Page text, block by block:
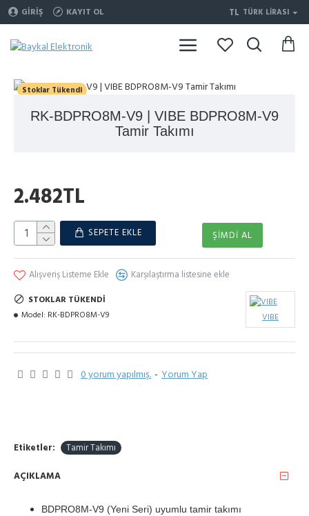
GIRIŞ KAYIT OL TL TÜRK LIRASI
Stoklar Tükendi
RK-BDPRO8M-V9 | VIBE BDPRO8M-V9
Tamir Takımı
STOKLAR TÜKENDI
Model: RK-BDPRO8M-V9 VIBE
0 yorum yapılmış. - Yorum Yap
2.482TL
SEPETE EKLE ŞIMDI AL
Alışveriş Listeme Ekle Karşılaştırma listesine ekle
Etiketler: Tamir Takımı
AÇIKLAMA
BDPRO8M-V9 (Yeni Seri) uyumlu tamir takımı